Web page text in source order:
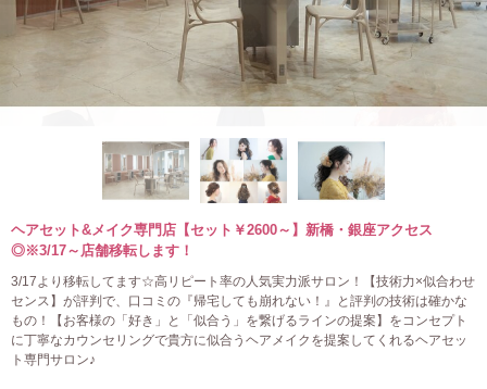
ヘアセット&メイク専門店【セット￥2600～】新橋・銀座アクセス
◎※3/17～店舗移転します！
3/17より移転してます☆高リピート率の人気実力派サロン！【技術力×似合わせ
センス】が評判で、口コミの『帰宅しても崩れない！』と評判の技術は確かな
もの！【お客様の「好き」と「似合う」を繋げるラインの提案】をコンセプト
に丁寧なカウンセリングで貴方に似合うヘアメイクを提案してくれるヘアセッ
ト専門サロン♪